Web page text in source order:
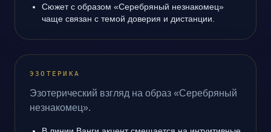
Сюжет с образом «Серебряный незнакомец»
чаще связан с темой доверия и дистанции.
ЭЗОТЕРИКА
Эзотерический взгляд на образ «Серебряный
незнакомец».